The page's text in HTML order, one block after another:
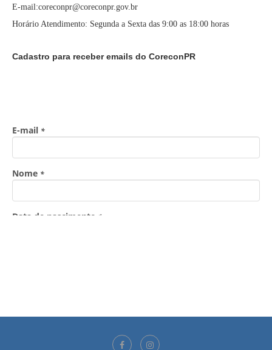
E-mail:coreconpr@coreconpr.gov.br
Horário Atendimento: Segunda a Sexta das 9:00 as 18:00 horas
Cadastro para receber emails do CoreconPR